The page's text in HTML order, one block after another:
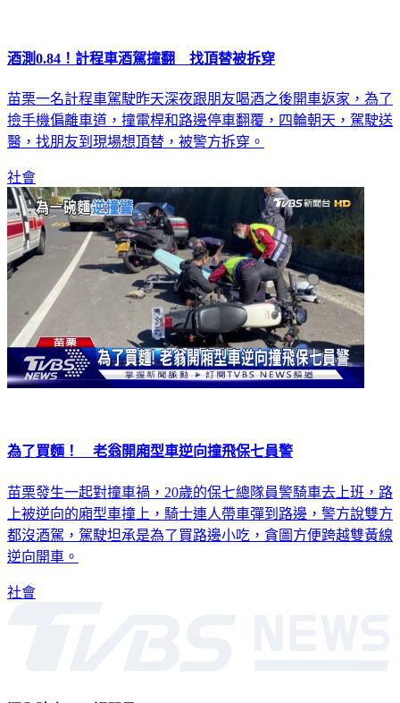
酒測0.84！計程車酒駕撞翻 找頂替被拆穿
苗栗一名計程車駕駛昨天深夜跟朋友喝酒之後開車返家，為了
撿手機偏離車道，撞電桿和路邊停車翻覆，四輪朝天，駕駛送
醫，找朋友到現場想頂替，被警方拆穿。
社會
為了買麵！ 老翁開廂型車逆向撞飛保七員警
苗栗發生一起對撞車禍，20歲的保七總隊員警騎車去上班，路
上被逆向的廂型車撞上，騎士連人帶車彈到路邊，警方說雙方
都沒酒駕，駕駛坦承是為了買路邊小吃，貪圖方便跨越雙黃線
逆向開車。
社會